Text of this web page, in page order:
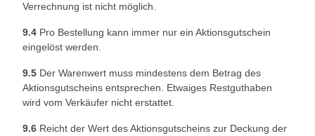
Verrechnung ist nicht möglich.
9.4 Pro Bestellung kann immer nur ein Aktionsgutschein
eingelöst werden.
9.5 Der Warenwert muss mindestens dem Betrag des
Aktionsgutscheins entsprechen. Etwaiges Restguthaben
wird vom Verkäufer nicht erstattet.
9.6 Reicht der Wert des Aktionsgutscheins zur Deckung der